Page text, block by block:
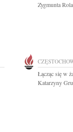
Zygmunta
Łącząc się w
Katarzyny